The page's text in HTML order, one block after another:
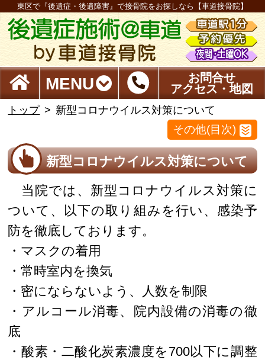
東区で『後遺症・後遺障害』で接骨院をお探しなら【車道接骨院】
MENU
お問合せ
アクセス・地図
トップ 新型コロナウイルス対策について
その他(目次)
新型コロナウイルス対策について
当院では、新型コロナウイルス対策に
ついて、以下の取り組みを行い、感染予
防を徹底しております。
・マスクの着用
・常時室内を換気
・密にならないよう、人数を制限
・アルコール消毒、院内設備の消毒の徹
底
・酸素・二酸化炭素濃度を700以下に調整